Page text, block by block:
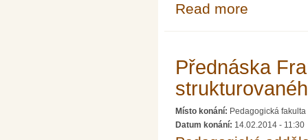
Read more
Přednáska
Místo konání: Pedagogická
Datum konání: 14.02.2014 - 11:30